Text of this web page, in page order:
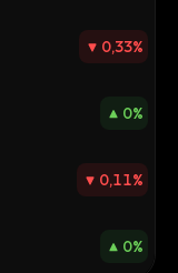
0,33%
0%
0,11%
0%